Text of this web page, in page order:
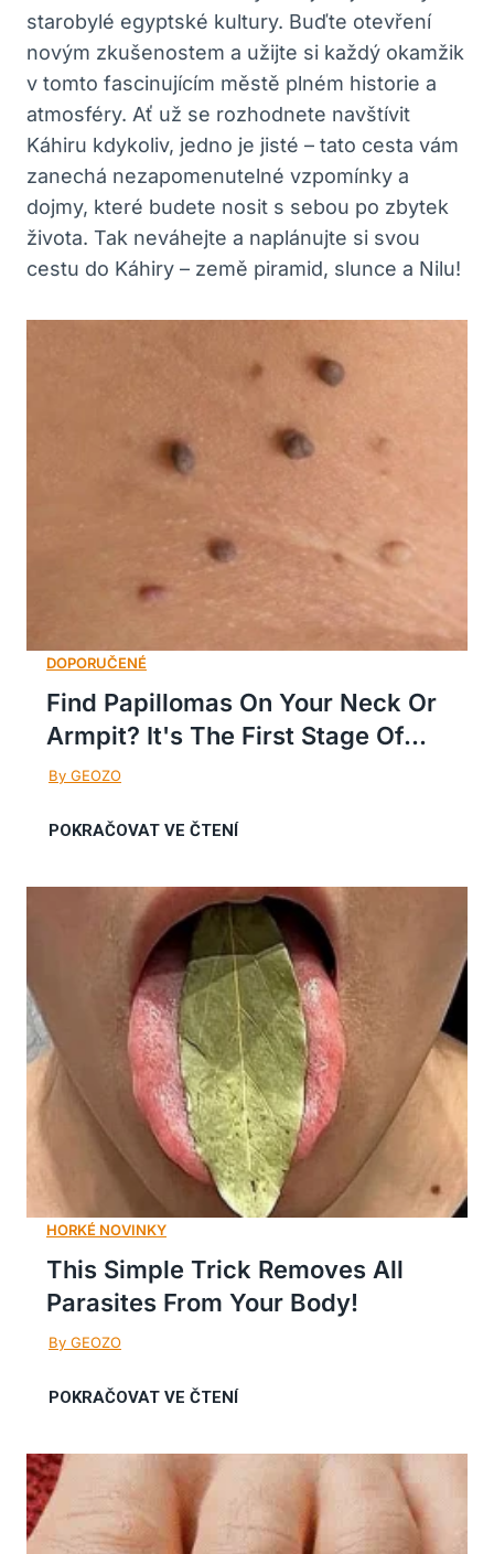
starobylé egyptské kultury. Buďte otevření
novým zkušenostem a užijte si každý okamžik
v tomto fascinujícím městě plném historie a
atmosféry. Ať už se rozhodnete navštívit
Káhiru kdykoliv, jedno je jisté – tato cesta vám
zanechá nezapomenutelné vzpomínky a
dojmy, které budete nosit s sebou po zbytek
života. Tak neváhejte a naplánujte si svou
cestu do Káhiry – země piramid, slunce a Nilu!
Find Papillomas On Your Neck Or
Armpit? It's The First Stage Of...
This Simple Trick Removes All
Parasites From Your Body!